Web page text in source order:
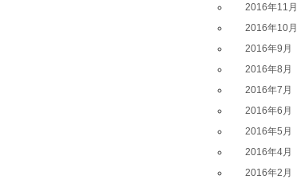
2016年11月
2016年10月
2016年9月
2016年8月
2016年7月
2016年6月
2016年5月
2016年4月
2016年2月